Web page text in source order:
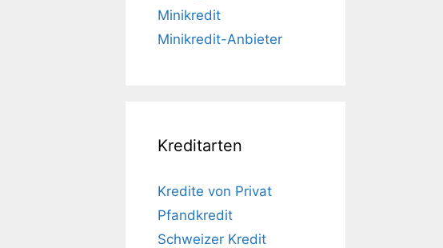
Minikredit
Minikredit-Anbieter
Kreditarten
Kredite von Privat
Pfandkredit
Schweizer Kredit